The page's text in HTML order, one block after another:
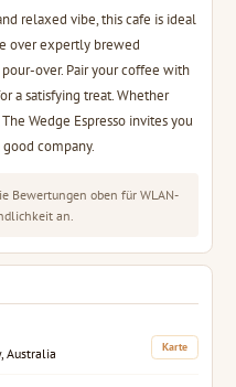
relaxed vibe, this cafe is ideal
over expertly brewed
over. Pair your coffee with
a satisfying treat. Whether
Wedge Espresso invites you
company.
Bewertungen oben für WLAN-
an.
Australia Karte